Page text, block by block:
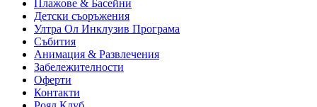
Плажове & Басейни
Детски съоръжения
Ултра Ол Инклузив Програма
Събития
Анимация & Развлечения
Забележителности
Оферти
Контакти